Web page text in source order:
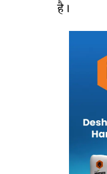
है।